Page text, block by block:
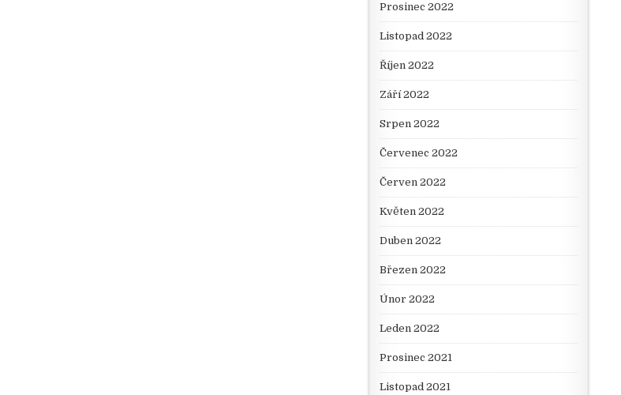
Prosinec 2022
Listopad 2022
Říjen 2022
Září 2022
Srpen 2022
Červenec 2022
Červen 2022
Květen 2022
Duben 2022
Březen 2022
Únor 2022
Leden 2022
Prosinec 2021
Listopad 2021